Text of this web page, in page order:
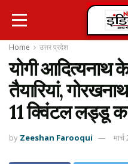
Home उत्तर प्रदेश
योगी आदित्यनाथ
तैयारियां,
11 क्विंटल लड्डू
by Zeeshan Farooqui